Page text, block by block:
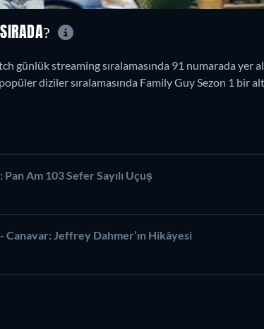
günlük streaming sıralamasında 91 numarada yer
diziler sıralamasında Family Guy Sezon 1 bir
Am 103 Sefer Sayılı Uçuş
Canavar: Jeffrey Dahmer’ın Hikâyesi